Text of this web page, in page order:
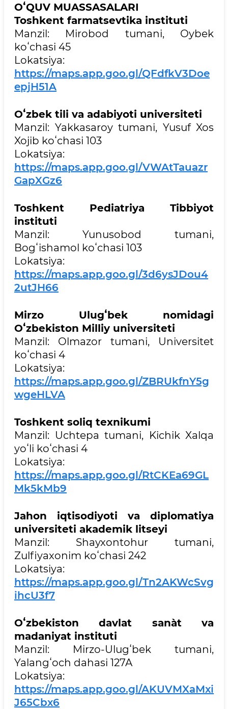
OʻQUV MUASSASALARI
Toshkent farmatsevtika instituti
Manzil: Mirobod tumani, Oybek
koʻchasi 45
Lokatsiya:
https://maps.app.goo.gl/QFdfkV3Doe
epjH51A
Oʻzbek tili va adabiyoti universiteti
Manzil: Yakkasaroy tumani, Yusuf Xos
Xojib koʻchasi 103
Lokatsiya:
https://maps.app.goo.gl/VWAtTauazr
GapXGz6
Toshkent Pediatriya Tibbiyot
instituti
Manzil: Yunusobod tumani,
Bogʻishamol koʻchasi 103
Lokatsiya:
https://maps.app.goo.gl/3d6ysJDou4
2utJH66
Mirzo Ulugʻbek nomidagi
Oʻzbekiston Milliy universiteti
Manzil: Olmazor tumani, Universitet
koʻchasi 4
Lokatsiya:
https://maps.app.goo.gl/ZBRUkfnY5g
wgeHLVA
Toshkent soliq texnikumi
Manzil: Uchtepa tumani, Kichik Xalqa
yoʻli koʻchasi 4
Lokatsiya:
https://maps.app.goo.gl/RtCKEa69GL
Mk5kMb9
Jahon iqtisodiyoti va diplomatiya
universiteti akademik litseyi
Manzil: Shayxontohur tumani,
Zulfiyaxonim koʻchasi 242
Lokatsiya:
https://maps.app.goo.gl/Tn2AKWcSvg
ihcU3f7
Oʻzbekiston davlat san`at va
madaniyat instituti
Manzil: Mirzo-Ulugʻbek tumani,
Yalangʻoch dahasi 127A
Lokatsiya:
https://maps.app.goo.gl/AKUVMXaMxi
J65Cbx6